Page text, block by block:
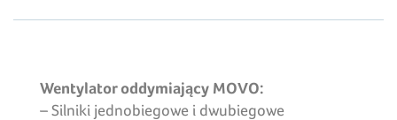
Wentylator oddymiający MOVO:
– Silniki jednobiegowe i dwubiegowe